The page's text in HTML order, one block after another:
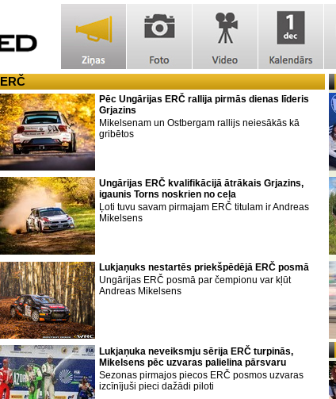
ERČ
Pēc Ungārijas ERČ rallija pirmās dienas līderis
Grjazins
Mikelsenam un Ostbergam rallijs neiesākās kā
gribētos
Ungārijas ERČ kvalifikācijā ātrākais Grjazins,
igaunis Torns noskrien no ceļa
Ļoti tuvu savam pirmajam ERČ titulam ir Andreas
Mikelsens
Lukjaņuks nestartēs priekšpēdējā ERČ posmā
Ungārijas ERČ posmā par čempionu var kļūt
Andreas Mikelsens
Lukjaņuka neveiksmju sērija ERČ turpinās,
Mikelsens pēc uzvaras palielina pārsvaru
Sezonas pirmajos piecos ERČ posmos uzvaras
izcīnījuši pieci dažādi piloti